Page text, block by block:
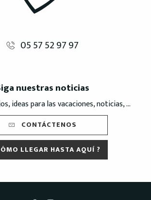
05 57 52 97 97
nuestras noticias
ideas para las vacaciones, noticias, ...
CONTÁCTENOS
LLEGAR HASTA AQUÍ ?